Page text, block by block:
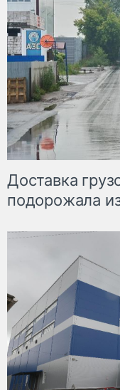
Доставка
подорожала